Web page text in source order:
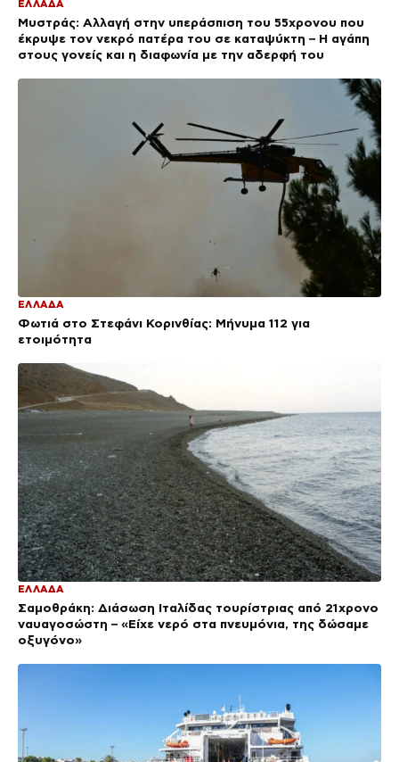
ΕΛΛΑΔΑ
Μυστράς: Αλλαγή στην υπεράσπιση του 55χρονου που
έκρυψε τον νεκρό πατέρα του σε καταψύκτη – Η αγάπη
στους γονείς και η διαφωνία με την αδερφή του
ΕΛΛΑΔΑ
Φωτιά στο Στεφάνι Κορινθίας: Μήνυμα 112 για
ετοιμότητα
ΕΛΛΑΔΑ
Σαμοθράκη: Διάσωση Ιταλίδας τουρίστριας από 21χρονο
ναυαγοσώστη – «Είχε νερό στα πνευμόνια, της δώσαμε
οξυγόνο»